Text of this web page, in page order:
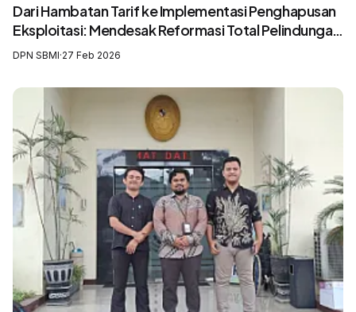
Dari Hambatan Tarif ke Implementasi Penghapusan
Eksploitasi: Mendesak Reformasi Total Pelindungan
Awak Kapal Perikanan
DPN SBMI·27 Feb 2026